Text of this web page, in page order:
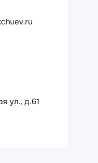
ул., д.61